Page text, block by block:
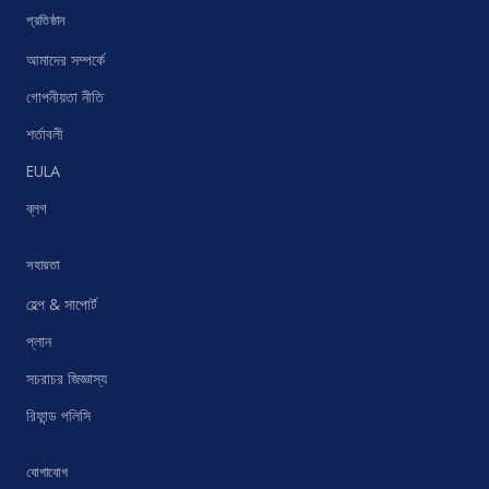
প্রতিষ্ঠান
আমাদের সম্পর্কে
গোপনীয়তা নীতি
শর্তাবলী
EULA
ব্লগ
সহায়তা
হেল্প & সাপোর্ট
প্লান
সচরাচর জিজ্ঞাস্য
রিফান্ড পলিসি
যোগাযোগ